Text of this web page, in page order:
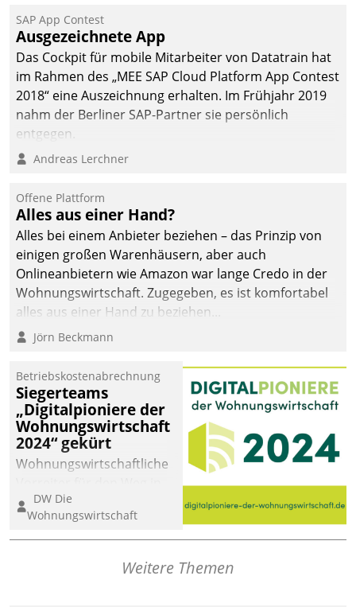
SAP App Contest
Ausgezeichnete App
Das Cockpit für mobile Mitarbeiter von Datatrain hat
im Rahmen des „MEE SAP Cloud Platform App Contest
2018“ eine Auszeichnung erhalten. Im Frühjahr 2019
nahm der Berliner SAP-Partner sie persönlich
entgegen.
Andreas Lerchner
Offene Plattform
Alles aus einer Hand?
Alles bei einem Anbieter beziehen – das Prinzip von
einigen großen Warenhäusern, aber auch
Onlineanbietern wie Amazon war lange Credo in der
Wohnungswirtschaft. Zugegeben, es ist komfortabel
alles aus einer Hand zu beziehen...
Jörn Beckmann
Betriebskostenabrechnung
Siegerteams
„Digitalpioniere der
Wohnungswirtschaft
2024“ gekürt
Wohnungswirtschaftliche
eine digitale Zukunft zu
finden, ist das Ziel des
Awards „Digitalpioniere
Wohnungswirtschaft“.
DW Die
Wohnungswirtschaft
Weitere Themen